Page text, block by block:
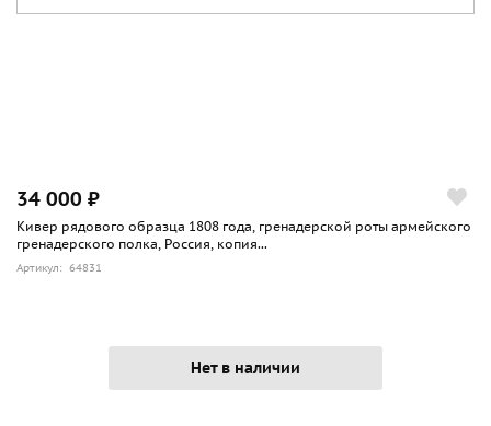
34 000 ₽
Кивер рядового образца 1808 года, гренадерской роты армейского
гренадерского полка, Россия, копия...
Артикул: 64831
Нет в наличии